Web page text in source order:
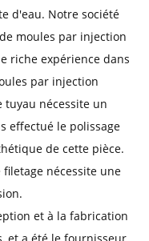
d'eau. Notre société
moules par injection
riche expérience dans
par injection
tuyau nécessite un
effectué le polissage
de cette pièce.
nécessite une
et à la fabrication